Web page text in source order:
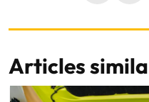
Articles